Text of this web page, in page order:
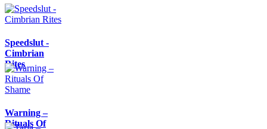
Speedslut -
Cimbrian
Rites
Warning –
Rituals Of